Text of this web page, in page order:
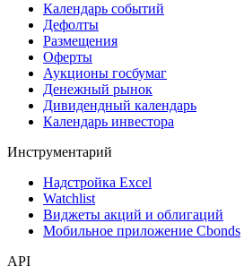
Календарь событий
Дефолты
Размещения
Оферты
Аукционы госбумаг
Денежный рынок
Дивидендный календарь
Календарь инвестора
Инструментарий
Надстройка Excel
Watchlist
Виджеты акций и облигаций
Мобильное приложение Cbonds
API